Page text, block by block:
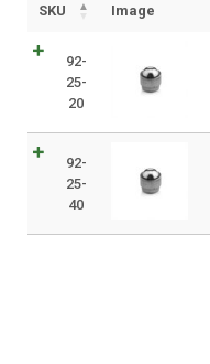
SKU Image
92-
25-
20
92-
25-
40